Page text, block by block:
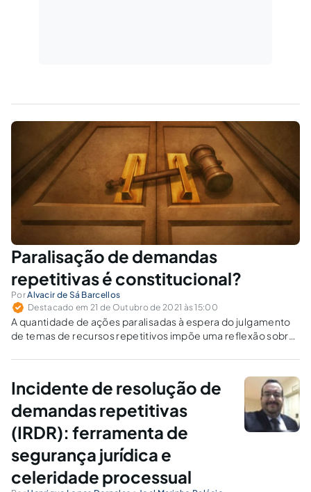
Paralisação de demandas
repetitivas é constitucional?
PorAlvacir de Sá Barcellos
Destacado em 21 de Outubro de 2021 às 15:00
A quantidade de ações paralisadas à espera do julgamento
de temas de recursos repetitivos impõe uma reflexão sobre
Incidente de resolução de
demandas repetitivas
(IRDR): ferramenta de
segurança jurídica e
celeridade processual